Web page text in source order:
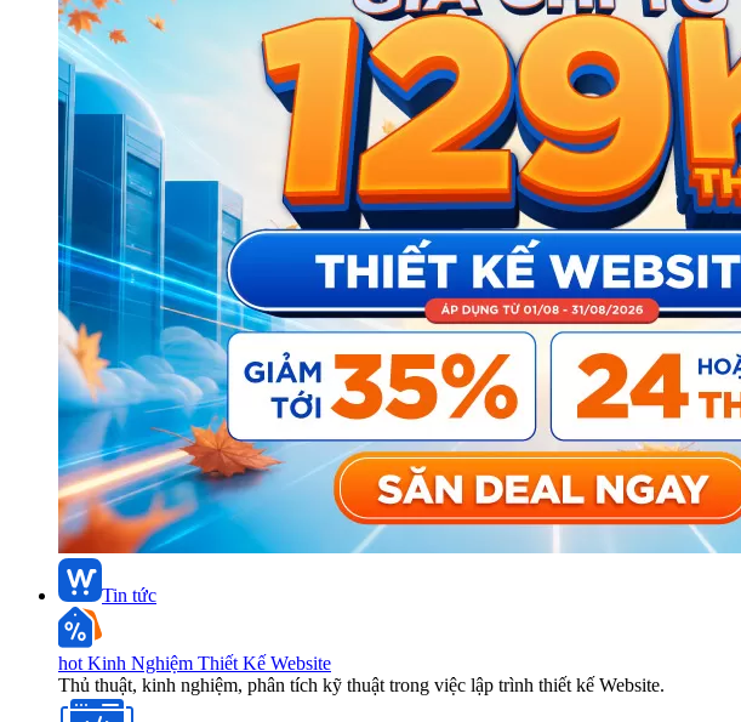
Tin tức
hot Kinh Nghiệm Thiết Kế Website
Thủ thuật, kinh nghiệm, phân tích kỹ thuật trong việc lập trình thiết kế Website.